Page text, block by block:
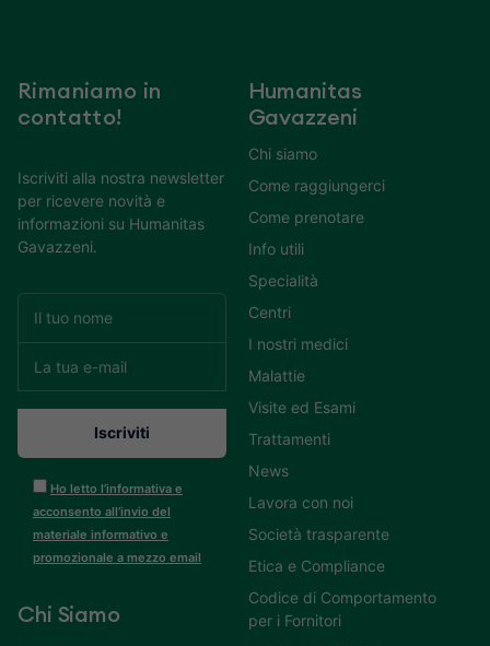
Rimaniamo in
contatto!
Iscriviti alla nostra newsletter
per ricevere novità e
informazioni su Humanitas
Gavazzeni.
Ho letto l’informativa e
acconsento all’invio del
materiale informativo e
promozionale a mezzo email
Chi Siamo
Humanitas
Gavazzeni
Chi siamo
Come raggiungerci
Come prenotare
Info utili
Specialità
Centri
I nostri medici
Malattie
Visite ed Esami
Trattamenti
News
Lavora con noi
Società trasparente
Etica e Compliance
Codice di Comportamento
per i Fornitori